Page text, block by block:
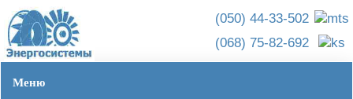
(050) 44-33-502
(068) 75-82-692
Меню
Главная ➦